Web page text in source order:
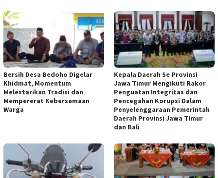
Bersih Desa Bedoho Digelar
Khidmat, Momentum
Melestarikan Tradisi dan
Mempererat Kebersamaan
Warga
Kepala Daerah Se Provinsi
Jawa Timur Mengikuti Rakor
Penguatan Integritas dan
Pencegahan Korupsi Dalam
Penyelenggaraan Pemerintah
Daerah Provinsi Jawa Timur
dan Bali